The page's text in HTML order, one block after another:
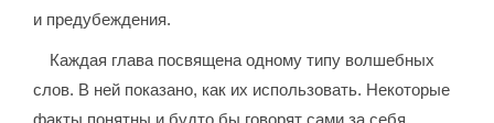
и предубеждения.
Каждая глава посвящена одному типу волшебных
слов. В ней показано, как их использовать. Некоторые
факты понятны и будто бы говорят сами за себя.